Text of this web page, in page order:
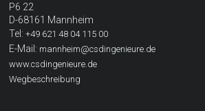
P6 22
D-68161 Mannheim
Tel:+49 621 48 04 115 00
E-Mail: mannheim@csdingenieure.de
www.csdingenieure.de
Wegbeschreibung